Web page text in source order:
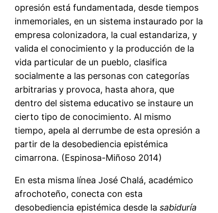
opresión está fundamentada, desde tiempos
inmemoriales, en un sistema instaurado por la
empresa colonizadora, la cual estandariza, y
valida el conocimiento y la producción de la
vida particular de un pueblo, clasifica
socialmente a las personas con categorías
arbitrarias y provoca, hasta ahora, que
dentro del sistema educativo se instaure un
cierto tipo de conocimiento. Al mismo
tiempo, apela al derrumbe de esta opresión a
partir de la desobediencia epistémica
cimarrona. (Espinosa-Miñoso 2014)
En esta misma línea José Chalá, académico
afrochoteño, conecta con esta
desobediencia epistémica desde lasabiduría